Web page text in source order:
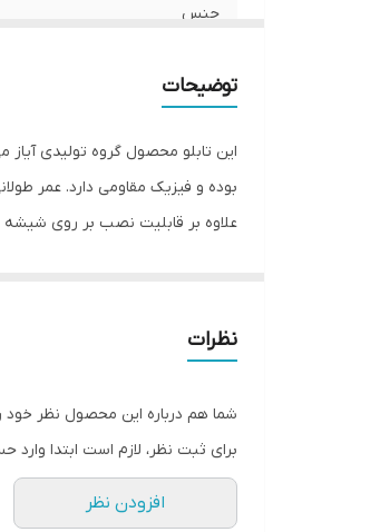
جنس
توضیحات
این تابلو محصول گروه تولیدی
بوده و فیزیک مقاومی دارد. عمر
علاوه بر قابلیت نصب بر روی شیشه
نظرات
شما هم درباره این محصول نظر خود
برای ثبت نظر، لازم است ابتدا وارد
افزودن نظر